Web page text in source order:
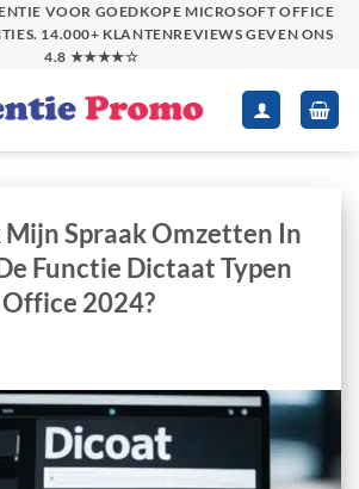
VOOR GOEDKOPE MICROSOFT OFFICE
14.000+ KLANTENREVIEWS GEVEN ONS
4.8 ★★★★☆
Mijn Spraak Omzetten In
Functie Dictaat Typen
2024?